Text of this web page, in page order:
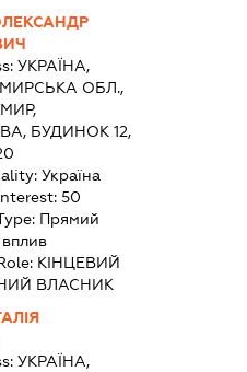
УКРАЇНА,
ОБЛ.,
БУДИНОК 12,
Україна
50
Прямий
КІНЦЕВИЙ
ВЛАСНИК
УКРАЇНА,